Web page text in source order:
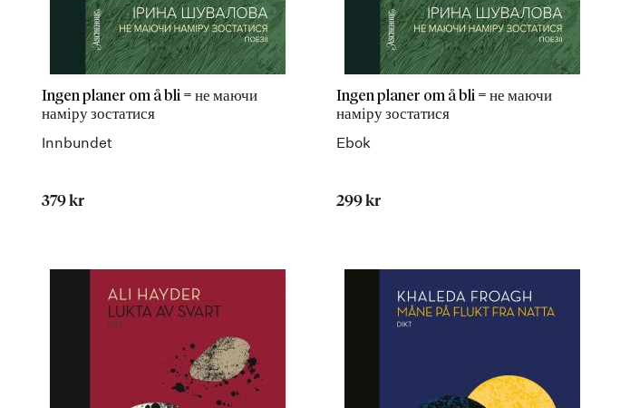
Ingen planer om å bli = не маючи
наміру зостатися
Innbundet
379 kr
Ingen planer om å bli = не маючи
наміру зостатися
Ebok
299 kr